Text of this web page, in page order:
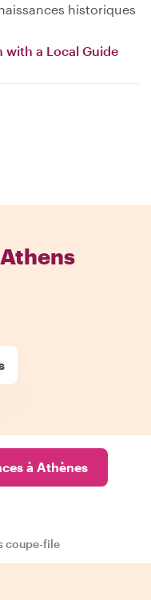
historiques
with a Local Guide
à Athènes
coupe-file